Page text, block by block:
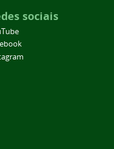
sociais